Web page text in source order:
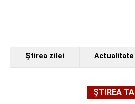
Ştirea zilei Actualitate
ȘTIREA TA